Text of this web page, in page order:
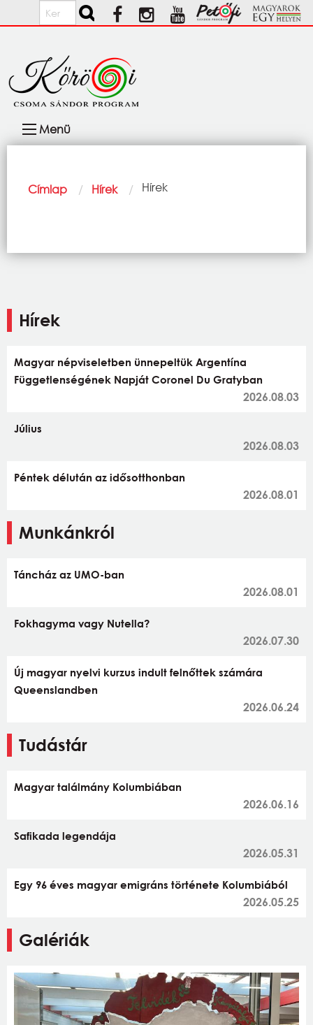
Ugrás a tartalomra
Keresés
navigáció
Menü
Morzsa
Címlap Hírek Current:
Hírek
Hírek
Magyar népviseletben ünnepeltük Argentína
Függetlenségének Napját Coronel Du Gratyban
2026.08.03
Július
2026.08.03
Péntek délután az idősotthonban
2026.08.01
Munkánkról
Táncház az UMO-ban
2026.08.01
Fokhagyma vagy Nutella?
2026.07.30
Új magyar nyelvi kurzus indult felnőttek számára
Queenslandben
2026.06.24
Tudástár
Magyar találmány Kolumbiában
2026.06.16
Safikada legendája
2026.05.31
Egy 96 éves magyar emigráns története Kolumbiából
2026.05.25
Galériák